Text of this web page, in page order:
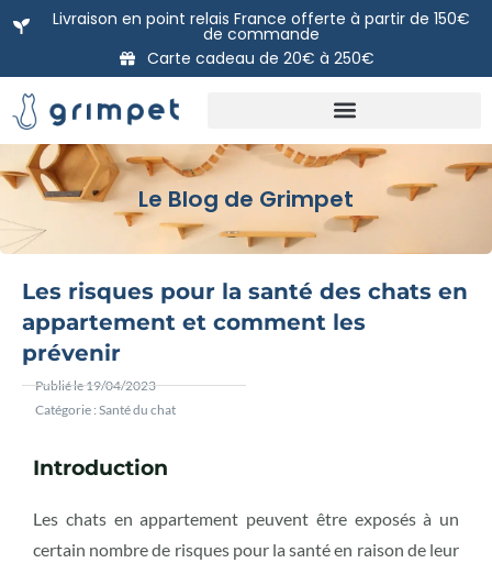
Aller
contenu
Livraison en point relais France offerte à partir de 150€
de commande
Carte cadeau de 20€ à 250€
Le Blog de Grimpet
Les risques pour la santé des chats en
appartement et comment les
prévenir
Publié le19/04/2023
Catégorie : Santé du chat
Introduction
Les chats en appartement peuvent être exposés à un
certain nombre de risques pour la santé en raison de leur